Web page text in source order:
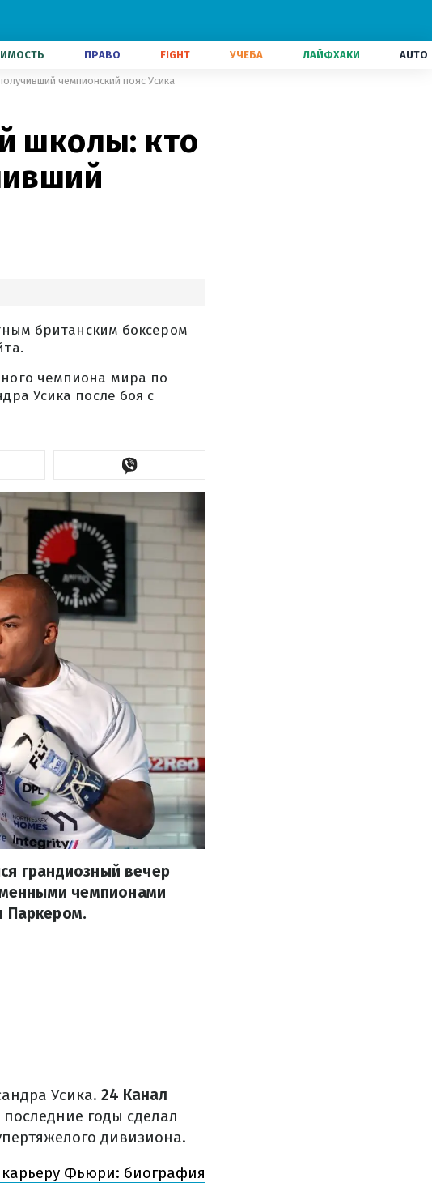
ПРАВО FIGHT УЧЕБА ЛАЙФХАКИ AUTO
чемпионский пояс Усика
школы: кто
британским боксером
чемпиона мира по
Усика после боя с
грандиозный вечер
чемпионами
Паркером.
Усика. 24 Канал
годы сделал
дивизиона.
Фьюри: биография